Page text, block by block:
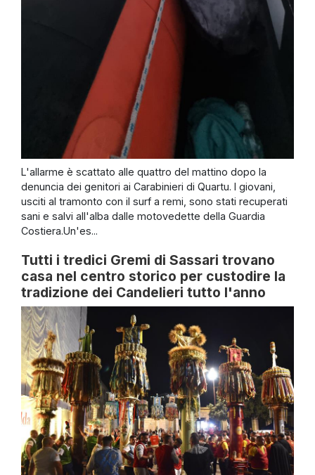
L'allarme è scattato alle quattro del mattino dopo la
denuncia dei genitori ai Carabinieri di Quartu. I giovani,
usciti al tramonto con il surf a remi, sono stati recuperati
sani e salvi all'alba dalle motovedette della Guardia
Costiera.Un'es...
Tutti i tredici Gremi di Sassari trovano
casa nel centro storico per custodire la
tradizione dei Candelieri tutto l'anno